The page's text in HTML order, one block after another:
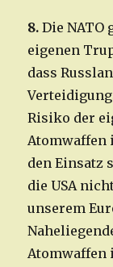
8. Die
eigenen
dass
Risiko der
Atomwaffen
den Einsatz
die USA
unserem
Atomwaffen